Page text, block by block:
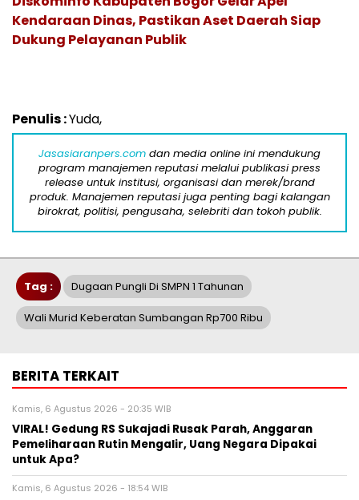
Kendaraan Dinas, Pastikan Aset Daerah Siap
Dukung Pelayanan Publik
Penulis :Yuda,
Jasasiaranpers.com dan media online ini mendukung
program manajemen reputasi melalui publikasi press
release untuk institusi, organisasi dan merek/brand
produk. Manajemen reputasi juga penting bagi kalangan
birokrat, politisi, pengusaha, selebriti dan tokoh publik.
Tag : Dugaan Pungli Di SMPN 1 Tahunan
Wali Murid Keberatan Sumbangan Rp700 Ribu
BERITA TERKAIT
Kamis, 6 Agustus 2026 - 20:35 WIB
VIRAL! Gedung RS Sukajadi Rusak Parah, Anggaran
Pemeliharaan Rutin Mengalir, Uang Negara Dipakai
untuk Apa?
Kamis, 6 Agustus 2026 - 18:54 WIB